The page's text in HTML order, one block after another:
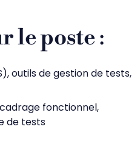
le poste :
outils de gestion de tests,
fonctionnel,
de tests